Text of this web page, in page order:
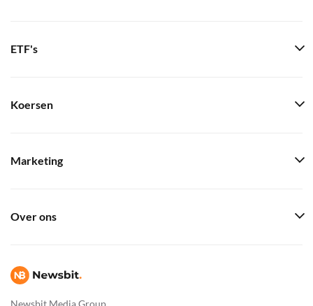
Newsbit Media Group
ETF's
Koersen
Marketing
Over ons